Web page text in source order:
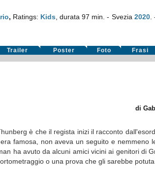
, Ratings: Kids , durata 97 min. - Svezia 2020.
Trailer Poster Foto Frasi
di
è che il regista inizi il racconto
famosa, non aveva un seguito e nemmeno
ha avuto da alcuni amici vicini ai genitori di
o una prova che gli sarebbe